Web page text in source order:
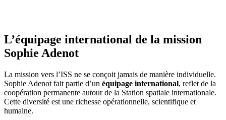
L’équipage international de la mission
Sophie Adenot
La mission vers l’ISS ne se conçoit jamais de manière individuelle.
Sophie Adenot fait partie d’un équipage international, reflet de la
coopération permanente autour de la Station spatiale internationale.
Cette diversité est une richesse opérationnelle, scientifique et
humaine.